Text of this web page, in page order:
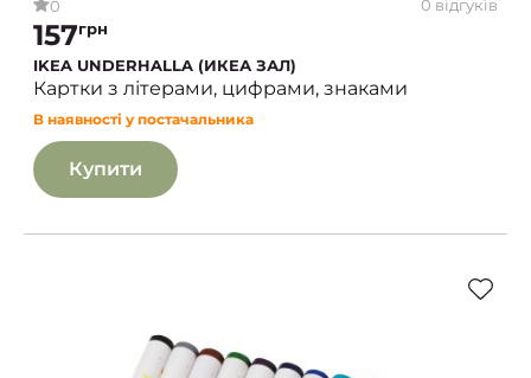
0 0 відгуків
157грн
IKEA UNDERHALLA (ИКЕА ЗАЛ)
Картки з літерами, цифрами, знаками
В наявності у постачальника
Купити